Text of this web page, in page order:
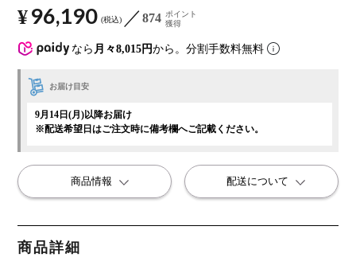
商品詳細
なら 月々8,015円から。分割手数料無料
¥96,190 税込 874 ポイント
獲得
お届け目安
9月14日(月)以降お届け
※配送希望日はご注文時に備考欄へご記載ください。
商品情報 配送について